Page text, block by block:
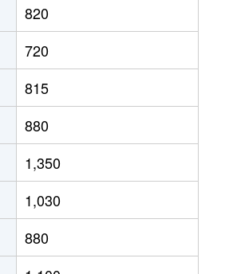
2,800万円
820
720
815
880
1,350
1,030
880